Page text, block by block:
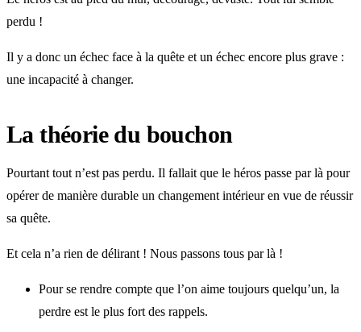
perdu !
Il y a donc un échec face à la quête et un échec encore plus grave :
une incapacité à changer.
La théorie du bouchon
Pourtant tout n’est pas perdu. Il fallait que le héros passe par là pour
opérer de manière durable un changement intérieur en vue de réussir
sa quête.
Et cela n’a rien de délirant ! Nous passons tous par là !
Pour se rendre compte que l’on aime toujours quelqu’un, la
perdre est le plus fort des rappels.